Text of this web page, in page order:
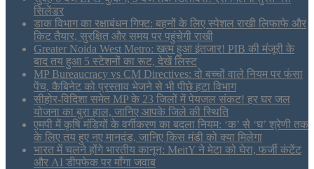
सिलेंडर
डाक विभाग का रक्षाबंधन गिफ्ट: बहनों के लिए स्पेशल राखी लिफाफे और
किट तैयार, सुरक्षित और समय पर पहुंचेगी राखी
Greater Noida West Metro: खत्म हुआ इंतजार! PIB की मंजूरी के
बाद तय हुआ 5 स्टेशनों का रूट, देखें लिस्ट
MP Bureaucracy vs CM Directives: दो बच्चों वाले नियम पर फंसा
पेंच, कैबिनेट को प्रस्ताव भेजने से भी पीछे हटा विभाग
सीहोर-विदिशा समेत MP के 23 जिलों में पेयजल संकट! हर घर जल
योजना का बुरा हाल, जानिए आपके जिले की स्थिति
एमपी में कृषि मंडियों के वर्गीकरण का बदला नियम: ‘क’ से ‘घ’ श्रेणी तक
के लिए तय हुए नए मानदंड, जानिए किस मंडी को क्या मिलेगा
भारत में चलने होंगे भारतीय कानून: MeitY ने मेटा को घेरा, फर्जी कंटेंट
और AI डीपफेक पर माँगा जवाब